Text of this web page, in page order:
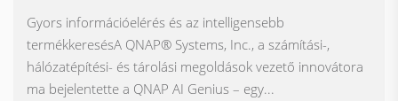
Gyors információelérés és az intelligensebb
termékkeresésA QNAP® Systems, Inc., a számítási-,
hálózatépítési- és tárolási megoldások vezető innovátora
ma bejelentette a QNAP AI Genius – egy...